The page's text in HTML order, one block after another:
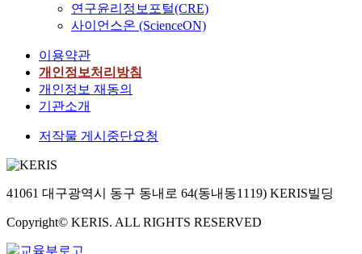
연구윤리정보포털(CRE)
사이언스온 (ScienceON)
이용약관
개인정보처리방침
개인정보 재동의
기관소개
저작물 게시중단요청
41061 대구광역시 동구 동내로 64(동내동1119) KERIS빌딩
Copyright© KERIS. ALL RIGHTS RESERVED